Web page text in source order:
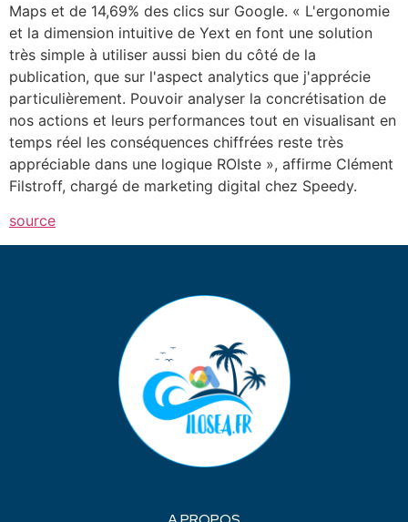
Maps et de 14,69% des clics sur Google. « L'ergonomie
et la dimension intuitive de Yext en font une solution
très simple à utiliser aussi bien du côté de la
publication, que sur l'aspect analytics que j'apprécie
particulièrement. Pouvoir analyser la concrétisation de
nos actions et leurs performances tout en visualisant en
temps réel les conséquences chiffrées reste très
appréciable dans une logique ROIste », affirme Clément
Filstroff, chargé de marketing digital chez Speedy.
source